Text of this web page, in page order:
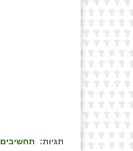
תגיות: תחשיבים